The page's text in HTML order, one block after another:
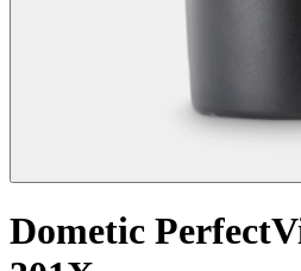
Dometic